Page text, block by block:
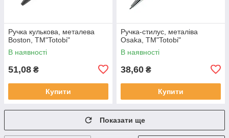
Ручка кулькова, металева
Boston, ТМ"Totobi"
В наявності
51,08 ₴
Купити
Ручка-стилус, металіва
Osaka, ТМ"Totobi"
В наявності
38,60 ₴
Купити
Показати ще